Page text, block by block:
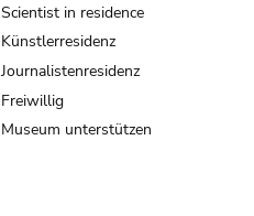
Scientist in residence
Künstlerresidenz
Journalistenresidenz
Freiwillig
Museum unterstützen